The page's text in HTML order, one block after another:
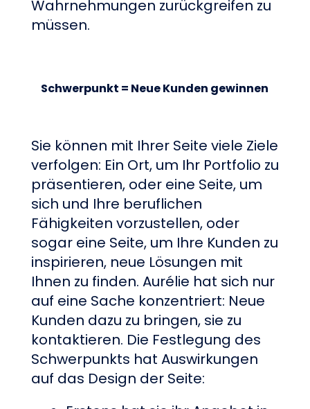
Wahrnehmungen zurückgreifen zu
müssen.
Schwerpunkt = Neue Kunden gewinnen
Sie können mit Ihrer Seite viele Ziele
verfolgen: Ein Ort, um Ihr Portfolio zu
präsentieren, oder eine Seite, um
sich und Ihre beruflichen
Fähigkeiten vorzustellen, oder
sogar eine Seite, um Ihre Kunden zu
inspirieren, neue Lösungen mit
Ihnen zu finden. Aurélie hat sich nur
auf eine Sache konzentriert: Neue
Kunden dazu zu bringen, sie zu
kontaktieren. Die Festlegung des
Schwerpunkts hat Auswirkungen
auf das Design der Seite: